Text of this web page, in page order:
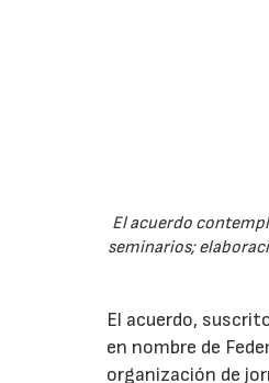
El acuerdo
seminarios;
El acuerdo,
en nombre de
organización de